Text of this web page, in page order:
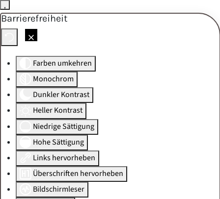
Barrierefreiheit
Farben umkehren
Monochrom
Dunkler Kontrast
Heller Kontrast
Niedrige Sättigung
Hohe Sättigung
Links hervorheben
Überschriften hervorheben
Bildschirmleser
Skip to main content